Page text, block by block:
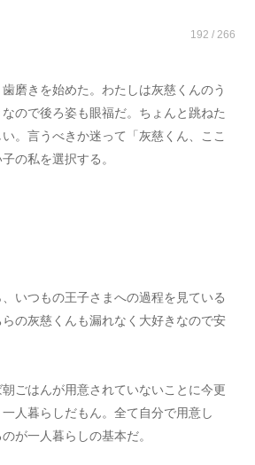
192 / 266
磨きを始めた。わたしは灰慈くんのう
ので後ろ姿も眼福だ。ちょんと跳ねた
。言うべきか迷って「灰慈くん、ここ
の私を選択する。
いつもの王子さまへの過程を見ている
の灰慈くんも漏れなく大好きなので安
ごはんが用意されていないことに今更
人暮らしだもん。全て自分で用意し
が一人暮らしの基本だ。